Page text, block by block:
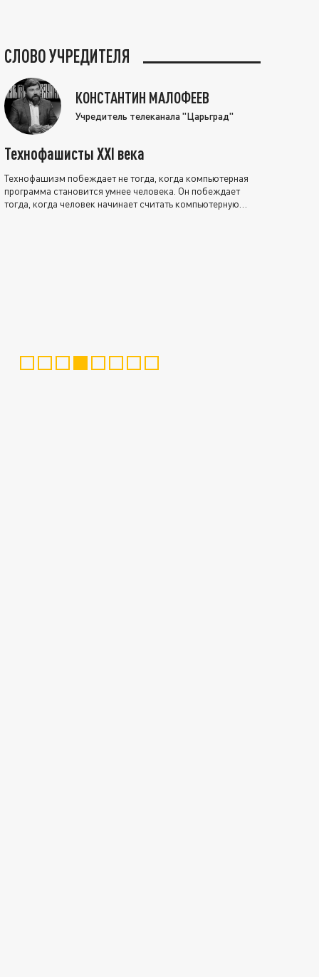
СЛОВО УЧРЕДИТЕЛЯ
КОНСТАНТИН МАЛОФЕЕВ
Учредитель телеканала "Царьград"
Технофашисты XXI века
Технофашизм побеждает не тогда, когда компьютерная
программа становится умнее человека. Он побеждает
тогда, когда человек начинает считать компьютерную